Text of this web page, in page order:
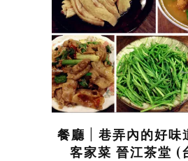
餐廳 | 巷弄內的好味
客家菜 晉江茶堂 (